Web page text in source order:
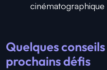
cinématographique
Quelques
prochains défis